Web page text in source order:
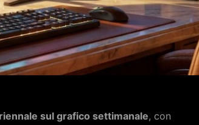
sul grafico settimanale, con